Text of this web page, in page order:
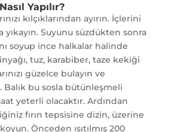
Yapılır?
kılçıklarından ayırın. İçlerini
Suyunu süzdükten sonra
soyup ince halkalar halinde
tuz, karabiber, taze kekiği
güzelce bulayın ve
Balık bu sosla bütünleşmeli
yeterli olacaktır. Ardından
fırın tepsisine dizin, üzerine
Önceden ısıtılmış 200